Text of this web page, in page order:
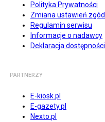
Polityka Prywatności
Zmiana ustawień zgód
Regulamin serwisu
Informacje o nadawcy
Deklaracja dostępności
PARTNERZY
E-kiosk.pl
E-gazety.pl
Nexto.pl